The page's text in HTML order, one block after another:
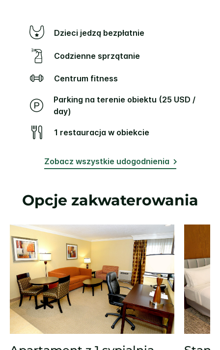
Dzieci jedzą bezpłatnie
Codzienne sprzątanie
Centrum fitness
Parking na terenie obiektu (25 USD /
day)
1 restauracja w obiekcie
Zobacz wszystkie udogodnienia
Opcje zakwaterowania